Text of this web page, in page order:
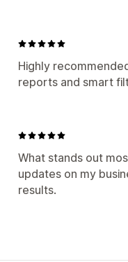
Highly
reports and smart
What stands out
updates on my
results.